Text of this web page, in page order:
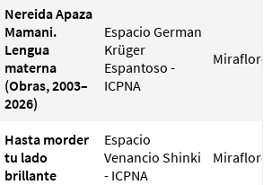
Nereida Apaza
Mamani.
Lengua
materna
(Obras, 2003–
2026)
Espacio German
Krüger
Espantoso -
ICPNA
Hasta morder
tu lado
brillante
Espacio
Venancio Shinki
- ICPNA